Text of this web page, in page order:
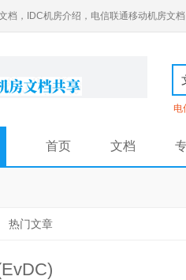
档，IDC机房介绍，电信联通移动机房文档
电
首页 文档
热门文章